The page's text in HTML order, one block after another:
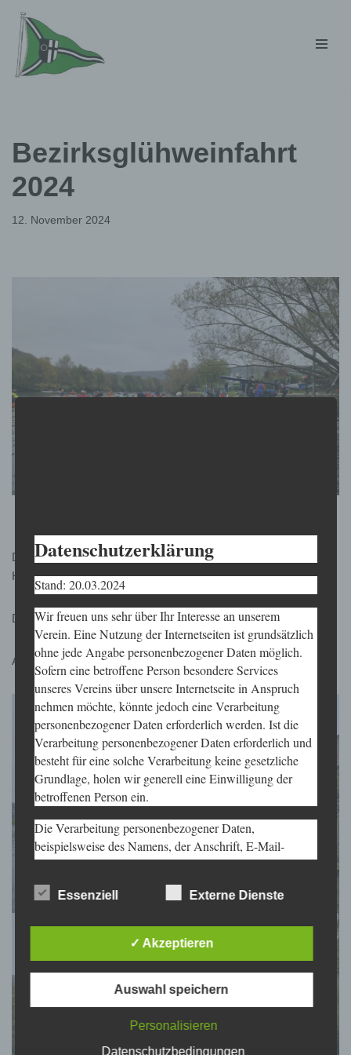
Zum
Inhalt
springen
Bezirksglühweinfahrt
2024
12. November 2024
Die Kanutinnen und Kanuten des Bezirks 3 trafen sich heute in
Herdecke zur Glühweinfahrt.
Der KKD war mit drei Paddlern dabei.
Anschließend gab es leckere Erbsensuppe
Datenschutzerklärung
Stand: 20.03.2024
Wir freuen uns sehr über Ihr Interesse an unserem
Verein. Eine Nutzung der Internetseiten ist grundsätzlich
ohne jede Angabe personenbezogener Daten möglich.
Sofern eine betroffene Person besondere Services
unseres Vereins über unsere Internetseite in Anspruch
nehmen möchte, könnte jedoch eine Verarbeitung
personenbezogener Daten erforderlich werden. Ist die
Verarbeitung personenbezogener Daten erforderlich und
besteht für eine solche Verarbeitung keine gesetzliche
Grundlage, holen wir generell eine Einwilligung der
betroffenen Person ein.
Die Verarbeitung personenbezogener Daten,
beispielsweise des Namens, der Anschrift, E-Mail-
Adresse oder Telefonnummer einer betroffenen Person,
erfolgt stets im Einklang mit der Datenschutz-
Grundverordnung und in Übereinstimmung mit den für
Datenschutzbestimmungen. Mittels dieser
Datenschutzerklärung möchte unser Verein die
Öffentlichkeit über Art, Umfang und Zweck der von uns
erhobenen, genutzten und verarbeiteten
personenbezogenen Daten informieren. Ferner werden
betroffene Personen mittels dieser Datenschutzerklärung
über die ihnen zustehenden Rechte aufgeklärt.
Essenziell Externe Dienste
✓ Akzeptieren
Auswahl speichern
Personalisieren
Datenschutzbedingungen